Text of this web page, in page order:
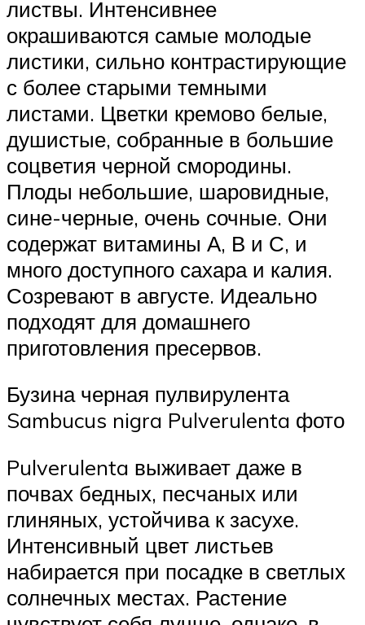
листвы. Интенсивнее
окрашиваются самые молодые
листики, сильно контрастирующие
с более старыми темными
листами. Цветки кремово белые,
душистые, собранные в большие
соцветия черной смородины.
Плоды небольшие, шаровидные,
сине-черные, очень сочные. Они
содержат витамины А, В и С, и
много доступного сахара и калия.
Созревают в августе. Идеально
подходят для домашнего
приготовления пресервов.
Бузина черная пулвирулента
Sambucus nigra Pulverulenta фото
Pulverulenta выживает даже в
почвах бедных, песчаных или
глиняных, устойчива к засухе.
Интенсивный цвет листьев
набирается при посадке в светлых
солнечных местах. Растение